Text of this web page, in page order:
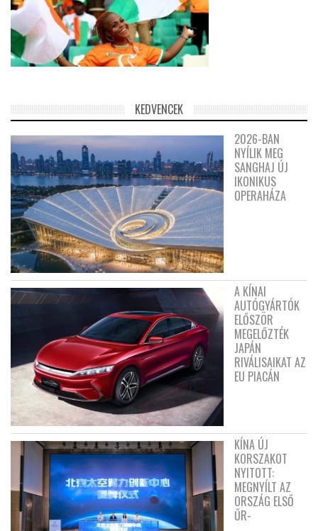
KEDVENCEK
2026-BAN
NYÍLIK MEG
SANGHAJ ÚJ
IKONIKUS
OPERAHÁZA
A KÍNAI
AUTÓGYÁRTÓK
ELŐSZÖR
MEGELŐZTÉK
JAPÁN
RIVÁLISAIKAT AZ
EU PIACÁN
KÍNA ÚJ
KORSZAKOT
NYITOTT:
MEGNYÍLT AZ
ORSZÁG ELSŐ
ŰR-